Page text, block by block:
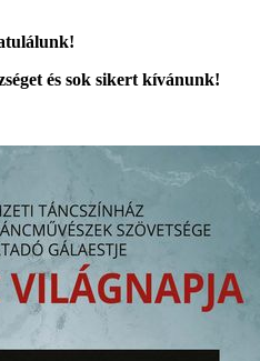
és sok sikert kívánunk!